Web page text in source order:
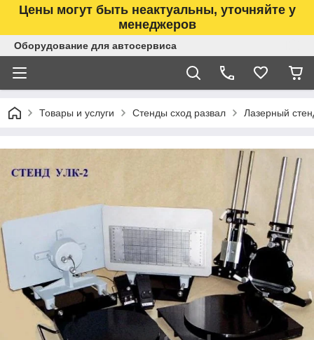
Цены могут быть неактуальны, уточняйте у
менеджеров
Оборудование для автосервиса
Товары и услуги Стенды сход развал Лазерный